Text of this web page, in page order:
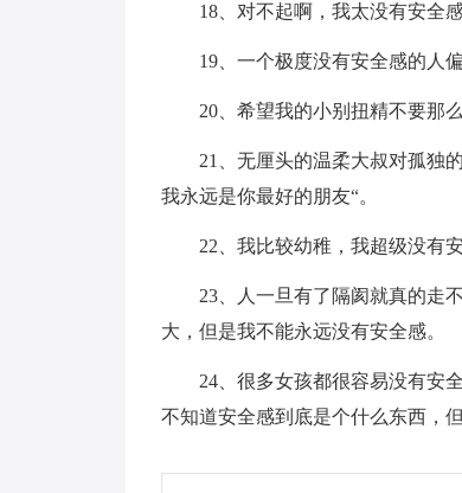
18、对不起啊，我太没有安全
19、一个极度没有安全感的人
20、希望我的小别扭精不要那
21、无厘头的温柔大叔对孤独
我永远是你最好的朋友“。
22、我比较幼稚，我超级没有
23、人一旦有了隔阂就真的走
大，但是我不能永远没有安全感。
24、很多女孩都很容易没有安
不知道安全感到底是个什么东西，